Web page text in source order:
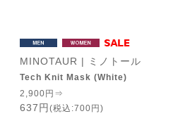
MINOTAUR | ミノトール
Tech Knit Mask (White)
2,900円⇒
637円 (税込:700円)